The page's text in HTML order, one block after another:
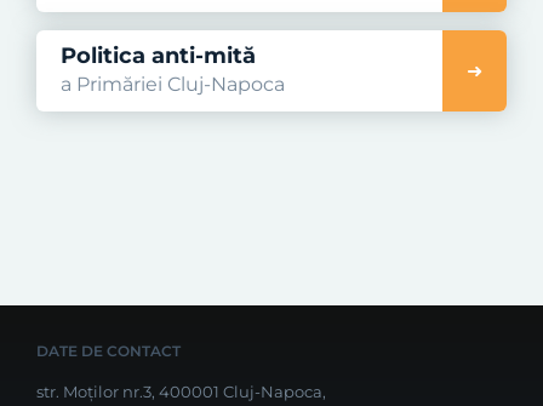
Politica anti-mită
a Primăriei Cluj-Napoca
DATE DE CONTACT
str. Moților nr.3, 400001 Cluj-Napoca,